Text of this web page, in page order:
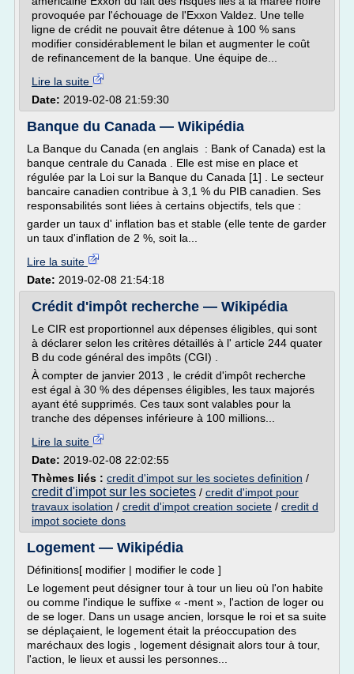
provoquée par l'échouage de l'Exxon Valdez. Une telle
ligne de crédit ne pouvait être détenue à 100 % sans
modifier considérablement le bilan et augmenter le coût
de refinancement de la banque. Une équipe de...
Lire la suite
Date: 2019-02-08 21:59:30
Banque du Canada — Wikipédia
La Banque du Canada (en anglais : Bank of Canada) est la
banque centrale du Canada . Elle est mise en place et
régulée par la Loi sur la Banque du Canada [1] . Le secteur
bancaire canadien contribue à 3,1 % du PIB canadien. Ses
responsabilités sont liées à certains objectifs, tels que :
garder un taux d' inflation bas et stable (elle tente de garder
un taux d'inflation de 2 %, soit la...
Lire la suite
Date: 2019-02-08 21:54:18
Crédit d'impôt recherche — Wikipédia
Le CIR est proportionnel aux dépenses éligibles, qui sont
à déclarer selon les critères détaillés à l' article 244 quater
B du code général des impôts (CGI) .
À compter de janvier 2013 , le crédit d'impôt recherche
est égal à 30 % des dépenses éligibles, les taux majorés
ayant été supprimés. Ces taux sont valables pour la
tranche des dépenses inférieure à 100 millions...
Lire la suite
Date: 2019-02-08 22:02:55
Thèmes liés : credit d'impot sur les societes definition /
credit d'impot sur les societes / credit d'impot pour
travaux isolation / credit d'impot creation societe / credit d
impot societe dons
Logement — Wikipédia
Définitions[ modifier | modifier le code ]
Le logement peut désigner tour à tour un lieu où l'on habite
ou comme l'indique le suffixe « -ment », l'action de loger ou
de se loger. Dans un usage ancien, lorsque le roi et sa suite
se déplaçaient, le logement était la préoccupation des
maréchaux des logis , logement désignait alors tour à tour,
l'action, le lieux et aussi les personnes...